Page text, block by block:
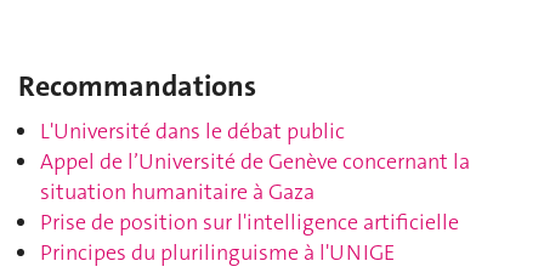
Recommandations
L'Université dans le débat public
Appel de l’Université de Genève concernant la
situation humanitaire à Gaza
Prise de position sur l'intelligence artificielle
Principes du plurilinguisme à l'UNIGE